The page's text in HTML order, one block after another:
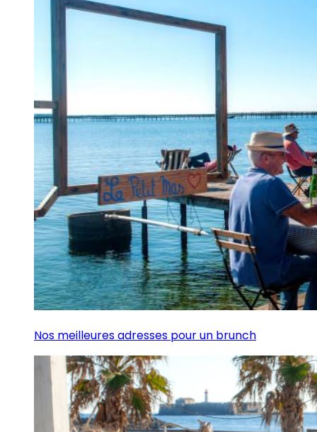
Nos meilleures adresses pour un brunch